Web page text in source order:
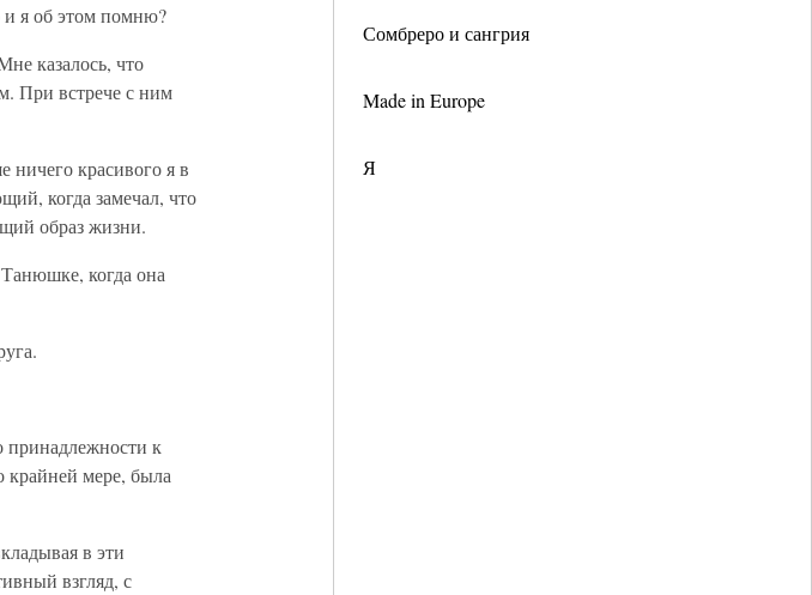
Сомбреро и сангрия
Made in Europe
Я
и я об этом помню?
казалось, что
При встрече с ним
ничего красивого я в
когда замечал, что
образ жизни.
когда она
принадлежности к
мере, была
в эти
взгляд, с